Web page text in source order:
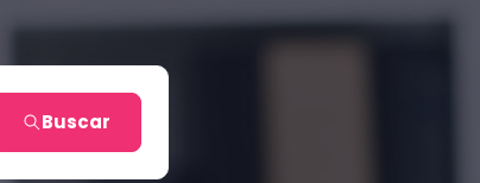
Buscar